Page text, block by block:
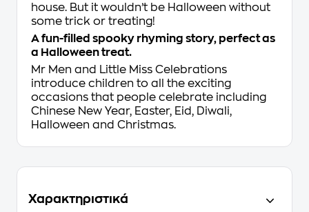
house. But it wouldn’t be Halloween without
some trick or treating!
A fun-filled spooky rhyming story, perfect as
a Halloween treat.
Mr Men and Little Miss Celebrations
introduce children to all the exciting
occasions that people celebrate including
Chinese New Year, Easter, Eid, Diwali,
Halloween and Christmas.
Χαρακτηριστικά